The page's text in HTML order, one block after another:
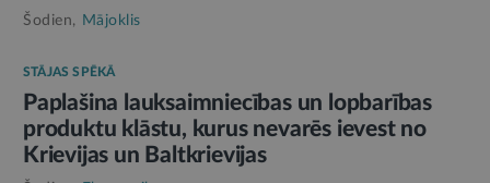
Šodien, Mājoklis
STĀJAS SPĒKĀ
Paplašina lauksaimniecības un lopbarības
produktu klāstu, kurus nevarēs ievest no
Krievijas un Baltkrievijas